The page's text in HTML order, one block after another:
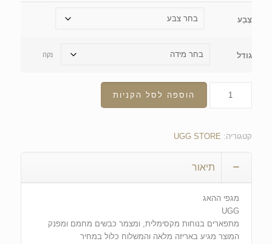
צֶבַע
גודל נקה
הוספה לסל הקניות
קטגוריה: UGG STORE
תיאור
מגפי ההאג
UGG
מתפארים בנוחות מקסימלית, ומצמר כבשים מחמם ומפנק
המוצר מגיע באריזה מלאה והמשלוח כלול במחיר